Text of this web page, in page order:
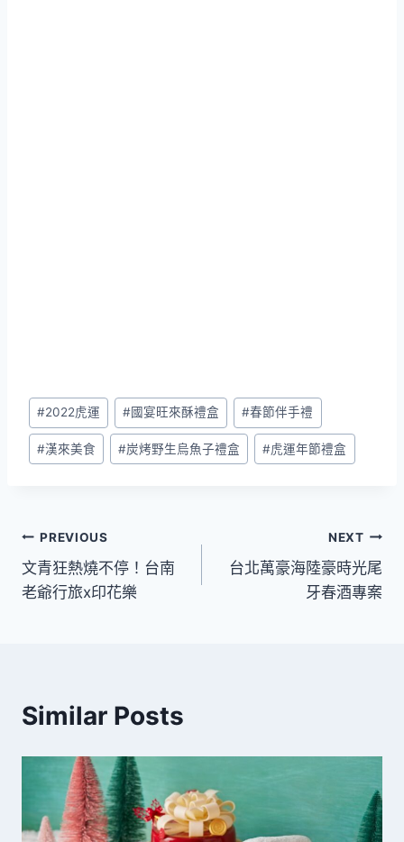
Post
Tags:
#2022虎運 #國宴旺來酥禮盒 #春節伴手禮
#漢來美食 #炭烤野生烏魚子禮盒 #虎運年節禮盒
文
章
PREVIOUS
文青狂熱燒不停！台南
老爺行旅x印花樂
NEXT
台北萬豪海陸豪時光尾
牙春酒專案
Similar Posts